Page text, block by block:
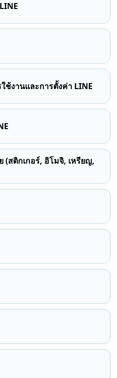
ช้งานและการตั้งค่า LINE
(สติกเกอร์, อิโมจิ, เหรียญ,